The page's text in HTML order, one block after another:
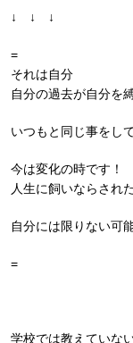
↓ ↓ ↓
=
それは自分
自分の過去が自分を
いつもと同じ事をし
今は変化の時です！
人生に飼いならされ
自分には限りない可
=
学校では教えていな